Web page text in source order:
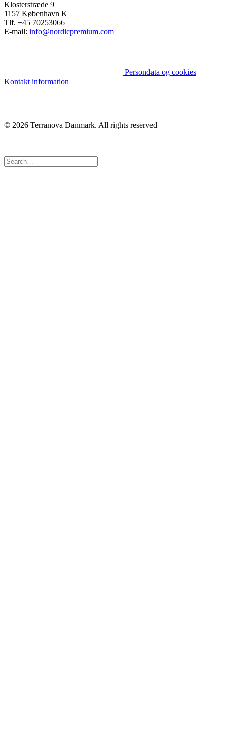
Klosterstræde 9
1157 København K
Tlf. +45 70253066
E-mail: info@nordicpremium.com
Persondata og cookies
Kontakt information
© 2026 Terranova Danmark. All rights reserved